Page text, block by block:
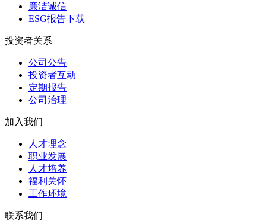
廉洁诚信
ESG报告下载
投资者关系
公司公告
投资者互动
定期报告
公司治理
加入我们
人才理念
职业发展
人才培养
福利关怀
工作环境
联系我们